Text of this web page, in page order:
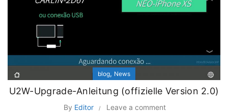
blog, News
U2W-Upgrade-Anleitung (offizielle Version 2.0)
By Editor
Leave a comment